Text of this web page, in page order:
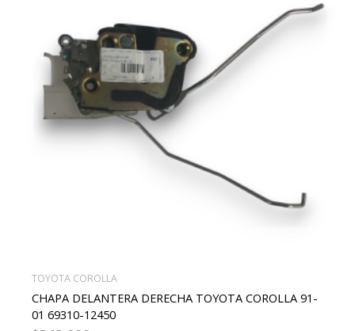
TOYOTA COROLLA
CHAPA DELANTERA DERECHA TOYOTA COROLLA 91-
01 69310-12450